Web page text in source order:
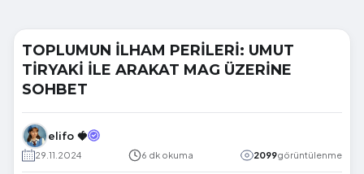
TOPLUMUN İLHAM PERİLERİ: UMUT
TİRYAKİ İLE ARAKAT MAG ÜZERİNE
SOHBET
elifo 🍓
29.11.2024 6 dk okuma 2099görüntülenme